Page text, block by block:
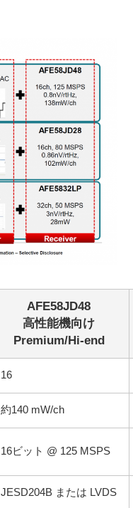
AFE58JD48
高性能機向け
Premium/Hi-end
16
約140 mW/ch
16ビット @ 125 MSPS
JESD204B または LVDS